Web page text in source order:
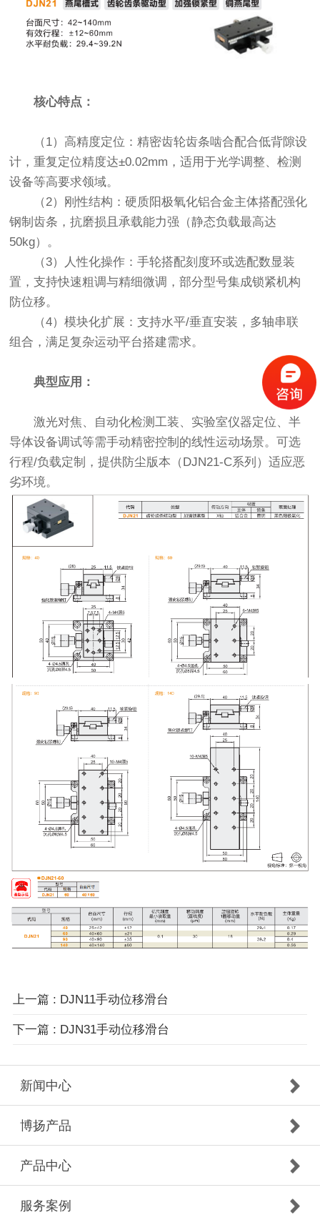
核心特点：
（1）高精度定位：精密齿轮齿条啮合配合低背隙设
计，重复定位精度达±0.02mm，适用于光学调整、检测
设备等高要求领域。
（2）刚性结构：硬质阳极氧化铝合金主体搭配强化
钢制齿条，抗磨损且承载能力强（静态负载最高达
50kg）。
（3）人性化操作：手轮搭配刻度环或选配数显装
置，支持快速粗调与精细微调，部分型号集成锁紧机构
防位移。
（4）模块化扩展：支持水平/垂直安装，多轴串联
组合，满足复杂运动平台搭建需求。
典型应用：
激光对焦、自动化检测工装、实验室仪器定位、半
导体设备调试等需手动精密控制的线性运动场景。可选
行程/负载定制，提供防尘版本（DJN21-C系列）适应恶
劣环境。
上一篇 : DJN11手动位移滑台
下一篇 : DJN31手动位移滑台
新闻中心
博扬产品
产品中心
服务案例